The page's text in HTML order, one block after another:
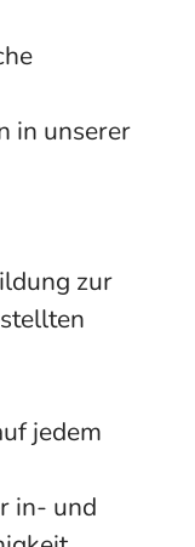
in unserer
zur
jedem
in- und